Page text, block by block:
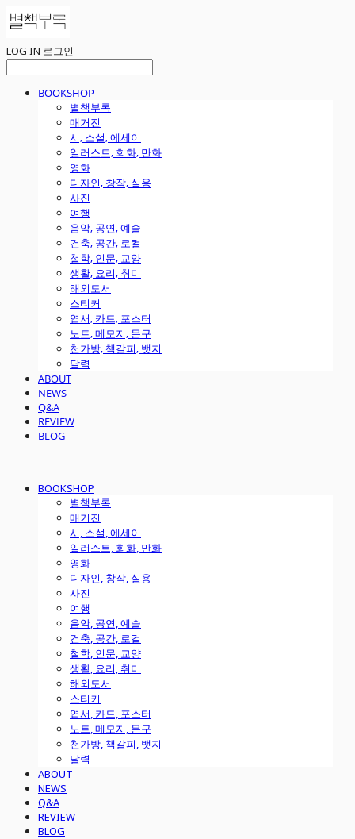
LOG IN 로그인
BOOKSHOP
별책부록
매거진
시, 소설, 에세이
일러스트, 회화, 만화
영화
디자인, 창작, 실용
사진
여행
음악, 공연, 예술
건축, 공간, 로컬
철학, 인문, 교양
생활, 요리, 취미
해외도서
스티커
엽서, 카드, 포스터
노트, 메모지, 문구
천가방, 책갈피, 뱃지
달력
ABOUT
NEWS
Q&A
REVIEW
BLOG
BOOKSHOP
별책부록
매거진
시, 소설, 에세이
일러스트, 회화, 만화
영화
디자인, 창작, 실용
사진
여행
음악, 공연, 예술
건축, 공간, 로컬
철학, 인문, 교양
생활, 요리, 취미
해외도서
스티커
엽서, 카드, 포스터
노트, 메모지, 문구
천가방, 책갈피, 뱃지
달력
ABOUT
NEWS
Q&A
REVIEW
BLOG